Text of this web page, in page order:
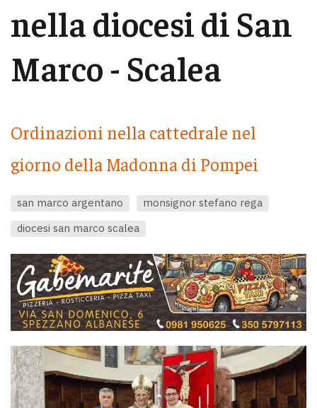
nella diocesi di San
Marco - Scalea
Ordinazioni nella cattedrale nel
giorno della Madonna di Pompei
san marco argentano
monsignor stefano rega
diocesi san marco scalea